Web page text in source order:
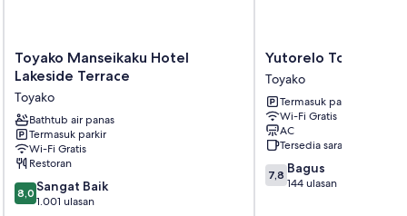
Toyako
Manseikaku
Lakeside
Terrace
Toyako
Toyako Manseikaku Hotel
Lakeside Terrace
Toyako
Bathtub air panas
Termasuk parkir
Wi-Fi Gratis
Restoran
8.0
dari
8,0 Sangat Baik
1.001 ulasan
Yutorelo
Toyako
Toyako
Yutorelo Toyako
Toyako
Termasuk parkir
Wi-Fi Gratis
AC
Tersedia sarapan
7.8
dari
7,8 Bagus
144 ulasan